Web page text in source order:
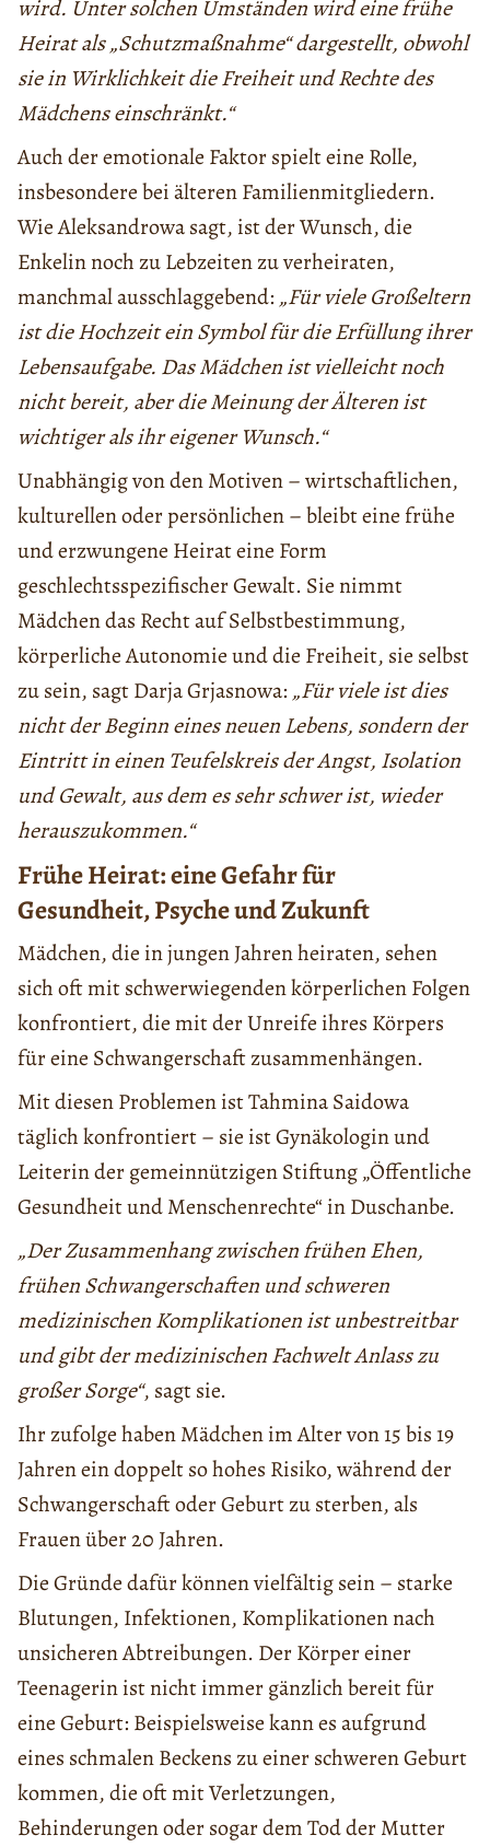
wird. Unter solchen Umständen wird eine frühe
Heirat als „Schutzmaßnahme“ dargestellt, obwohl
sie in Wirklichkeit die Freiheit und Rechte des
Mädchens einschränkt.“
Auch der emotionale Faktor spielt eine Rolle,
insbesondere bei älteren Familienmitgliedern.
Wie Aleksandrowa sagt, ist der Wunsch, die
Enkelin noch zu Lebzeiten zu verheiraten,
manchmal ausschlaggebend: „Für viele Großeltern
ist die Hochzeit ein Symbol für die Erfüllung ihrer
Lebensaufgabe. Das Mädchen ist vielleicht noch
nicht bereit, aber die Meinung der Älteren ist
wichtiger als ihr eigener Wunsch.“
Unabhängig von den Motiven – wirtschaftlichen,
kulturellen oder persönlichen – bleibt eine frühe
und erzwungene Heirat eine Form
geschlechtsspezifischer Gewalt. Sie nimmt
Mädchen das Recht auf Selbstbestimmung,
körperliche Autonomie und die Freiheit, sie selbst
zu sein, sagt Darja Grjasnowa: „Für viele ist dies
nicht der Beginn eines neuen Lebens, sondern der
Eintritt in einen Teufelskreis der Angst, Isolation
und Gewalt, aus dem es sehr schwer ist, wieder
herauszukommen.“
Frühe Heirat: eine Gefahr für
Gesundheit, Psyche und Zukunft
Mädchen, die in jungen Jahren heiraten, sehen
sich oft mit schwerwiegenden körperlichen Folgen
konfrontiert, die mit der Unreife ihres Körpers
für eine Schwangerschaft zusammenhängen.
Mit diesen Problemen ist Tahmina Saidowa
täglich konfrontiert – sie ist Gynäkologin und
Leiterin der gemeinnützigen Stiftung „Öffentliche
Gesundheit und Menschenrechte“ in Duschanbe.
„Der Zusammenhang zwischen frühen Ehen,
frühen Schwangerschaften und schweren
medizinischen Komplikationen ist unbestreitbar
und gibt der medizinischen Fachwelt Anlass zu
großer Sorge“, sagt sie.
Ihr zufolge haben Mädchen im Alter von 15 bis 19
Jahren ein doppelt so hohes Risiko, während der
Schwangerschaft oder Geburt zu sterben, als
Frauen über 20 Jahren.
Die Gründe dafür können vielfältig sein – starke
Blutungen, Infektionen, Komplikationen nach
unsicheren Abtreibungen. Der Körper einer
Teenagerin ist nicht immer gänzlich bereit für
eine Geburt: Beispielsweise kann es aufgrund
eines schmalen Beckens zu einer schweren Geburt
kommen, die oft mit Verletzungen,
Behinderungen oder sogar dem Tod der Mutter